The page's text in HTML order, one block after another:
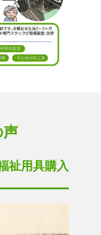
声
祉用具購入